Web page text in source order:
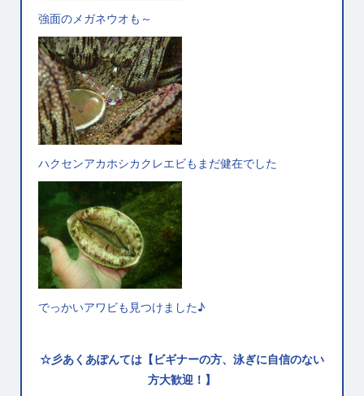
強面のメガネウオも～
ハクセンアカホシカクレエビもまだ健在でした
でっかいアワビも見つけました♪
☆彡あくあぽんては【ビギナーの方、泳ぎに自信のない
方大歓迎！】